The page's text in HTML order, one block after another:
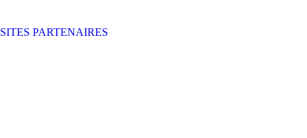
SITES PARTENAIRES